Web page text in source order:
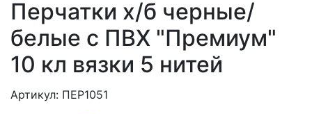
Перчатки х/б черные/
белые с ПВХ "Премиум"
10 кл вязки 5 нитей
Артикул: ПЕР1051